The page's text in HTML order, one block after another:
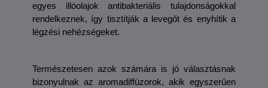
egyes illóolajok antibakteriális tulajdonságokkal
rendelkeznek, így tisztítják a levegőt és enyhítik a
légzési nehézségeket.
Természetesen azok számára is jó választásnak
bizonyulnak az aromadiffúzorok, akik egyszerűen